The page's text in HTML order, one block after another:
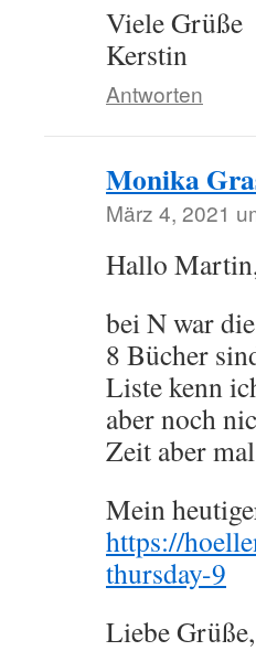
Viele Grüße
Kerstin
Antworten
Monika
März 4, 2021
Hallo
bei N war
8 Bücher
Liste kenn
aber noch
Zeit aber
Mein
https://
thursday-9
Liebe